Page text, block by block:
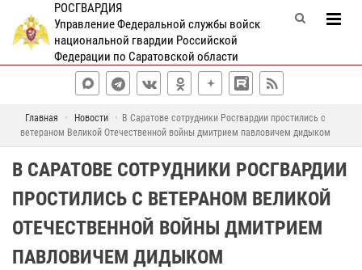
РОСГВАРДИЯ
Управление Федеральной службы войск
национальной гвардии Российской
Федерации по Саратовской области
Главная Новости
В Саратове сотрудники Росгвардии простились с
ветераном Великой Отечественной войны дмитрием павловичем дидыком
В САРАТОВЕ СОТРУДНИКИ РОСГВАРДИИ
ПРОСТИЛИСЬ С ВЕТЕРАНОМ ВЕЛИКОЙ
ОТЕЧЕСТВЕННОЙ ВОЙНЫ ДМИТРИЕМ
ПАВЛОВИЧЕМ ДИДЫКОМ